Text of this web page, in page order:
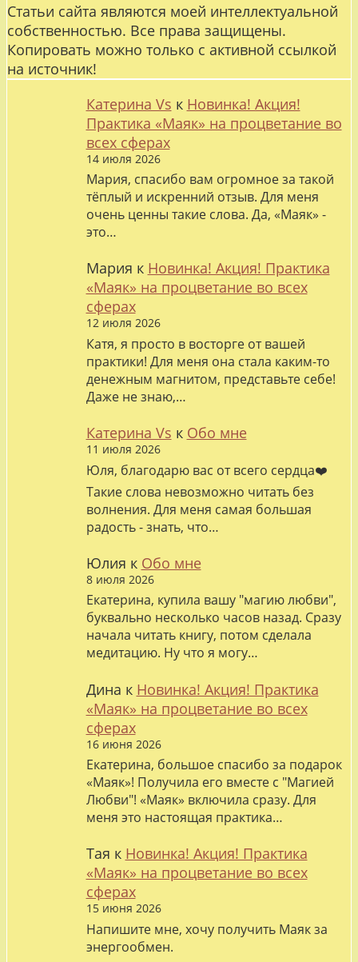
Статьи сайта являются моей интеллектуальной
собственностью. Все права защищены.
Копировать можно только с активной ссылкой
на источник!
Катерина Vs к Новинка! Акция!
Практика «Маяк» на процветание во
всех сферах
14 июля 2026
Мария, спасибо вам огромное за такой
тёплый и искренний отзыв. Для меня
очень ценны такие слова. Да, «Маяк» -
это…
Мария к Новинка! Акция! Практика
«Маяк» на процветание во всех
сферах
12 июля 2026
Катя, я просто в восторге от вашей
практики! Для меня она стала каким-то
денежным магнитом, представьте себе!
Даже не знаю,…
Катерина Vs к Обо мне
11 июля 2026
Юля, благодарю вас от всего сердца❤️
Такие слова невозможно читать без
волнения. Для меня самая большая
радость - знать, что…
Юлия к Обо мне
8 июля 2026
Екатерина, купила вашу "магию любви",
буквально несколько часов назад. Сразу
начала читать книгу, потом сделала
медитацию. Ну что я могу…
Дина к Новинка! Акция! Практика
«Маяк» на процветание во всех
сферах
16 июня 2026
Екатерина, большое спасибо за подарок
«Маяк»! Получила его вместе с "Магией
Любви"! «Маяк» включила сразу. Для
меня это настоящая практика…
Тая к Новинка! Акция! Практика
«Маяк» на процветание во всех
сферах
15 июня 2026
Напишите мне, хочу получить Маяк за
энергообмен.